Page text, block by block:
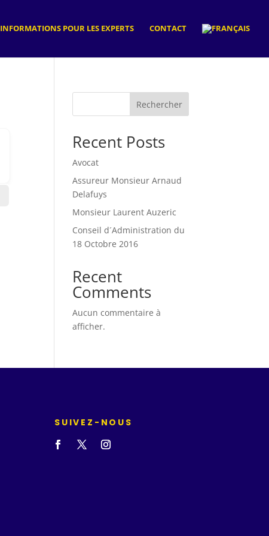
INFORMATIONS POUR LES EXPERTS CONTACT
Rechercher
Recent Posts
Avocat
Assureur Monsieur Arnaud
Delafuys
Monsieur Laurent Auzeric
Conseil d´Administration du
18 Octobre 2016
Recent
Comments
Aucun commentaire à
afficher.
SUIVEZ-NOUS